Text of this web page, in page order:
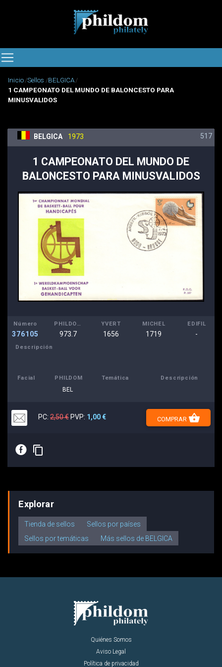
Inicio Sellos BELGICA
1 CAMPEONATO DEL MUNDO DE BALONCESTO PARA
MINUSVALIDOS
BELGICA 1973 517
1 CAMPEONATO DEL MUNDO DE
BALONCESTO PARA MINUSVALIDOS
Número
376105
PHILDOM
973.7
YVERT
1656
MICHEL
1719
EDIFIL
-
Descripción
Facial PHILDOM Temática Descripción
BEL
PC: 2,50 € PVP: 1,00 € COMPRAR shopping_basket
E content_copy
Explorar
Tienda de sellos
Sellos por países
Sellos por temáticas
Más sellos de BELGICA
Quiénes Somos
Aviso Legal
Política de privacidad